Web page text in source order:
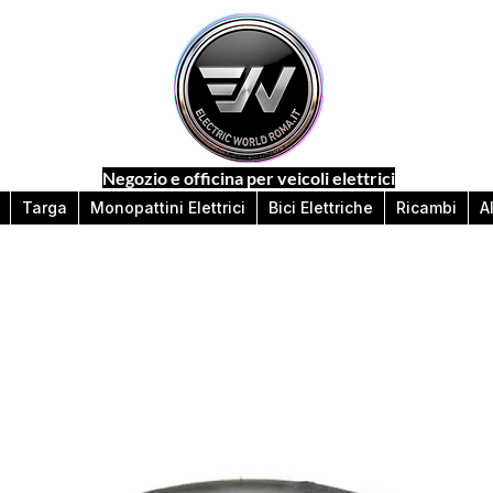
Negozio e officina per veicoli elettrici
Targa Monopattini Elettrici Bici Elettriche Ricambi